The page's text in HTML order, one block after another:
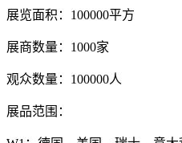
展览面积：100000平方
展商数量：1000家
观众数量：100000人
展品范围：